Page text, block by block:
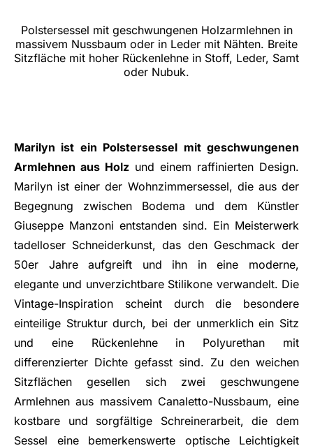
Polstersessel mit geschwungenen Holzarmlehnen in
massivem Nussbaum oder in Leder mit Nähten. Breite
Sitzfläche mit hoher Rückenlehne in Stoff, Leder, Samt
oder Nubuk.
Marilyn ist ein Polstersessel mit geschwungenen
Armlehnen aus Holz und einem raffinierten Design.
Marilyn ist einer der Wohnzimmersessel, die aus der
Begegnung zwischen Bodema und dem Künstler
Giuseppe Manzoni entstanden sind. Ein Meisterwerk
tadelloser Schneiderkunst, das den Geschmack der
50er Jahre aufgreift und ihn in eine moderne,
elegante und unverzichtbare Stilikone verwandelt. Die
Vintage-Inspiration scheint durch die besondere
einteilige Struktur durch, bei der unmerklich ein Sitz
und eine Rückenlehne in Polyurethan mit
differenzierter Dichte gefasst sind. Zu den weichen
Sitzflächen gesellen sich zwei geschwungene
Armlehnen aus massivem Canaletto-Nussbaum, eine
kostbare und sorgfältige Schreinerarbeit, die dem
Sessel eine bemerkenswerte optische Leichtigkeit